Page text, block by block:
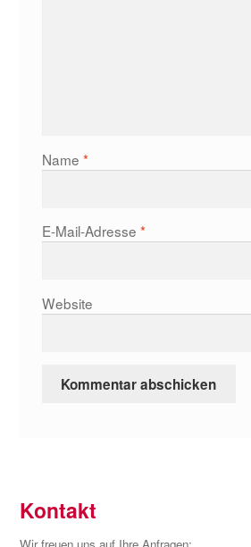
Name *
E-Mail-Adresse *
Website
Kontakt
Wir freuen uns auf Ihre Anfragen: